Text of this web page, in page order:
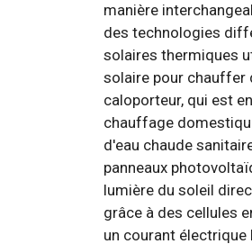
manière
des technologies
solaires thermiques
solaire pour chauffer
caloporteur, qui est
chauffage
d'eau chaude
panneaux
lumière du soleil
grâce à des cellules
un courant